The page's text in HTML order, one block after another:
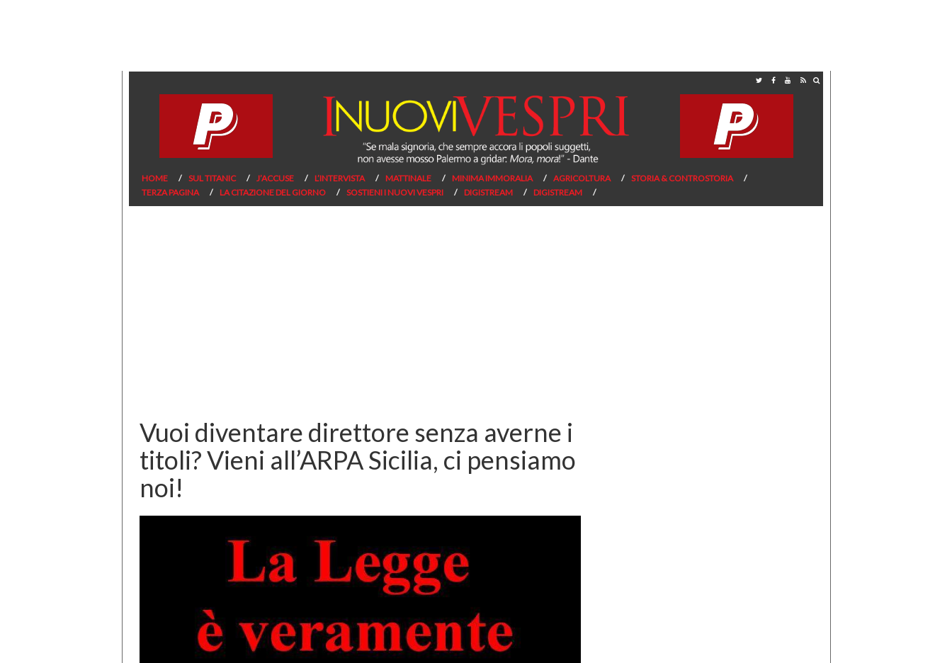
HOME SUL TITANIC J’ACCUSE L’INTERVISTA MATTINALE MINIMA IMMORALIA AGRICOLTURA
STORIA & CONTROSTORIA
TERZA PAGINA
LA CITAZIONE DEL GIORNO SOSTIENI I NUOVI VESPRI DIGISTREAM DIGISTREAM
Vuoi diventare direttore senza averne i
titoli? Vieni all’ARPA Sicilia, ci pensiamo
noi!